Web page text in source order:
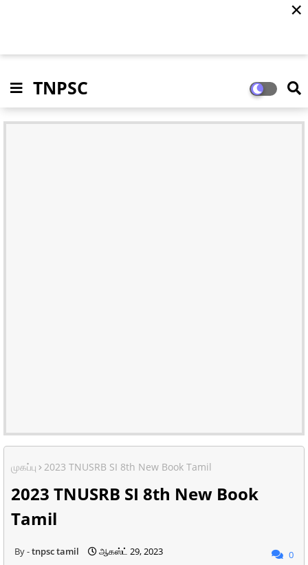
TNPSC
முகப்பு 2023 TNUSRB SI 8th New Book Tamil
2023 TNUSRB SI 8th New Book
Tamil
tnpsc tamil ஆகஸ்ட் 29, 2023 0
✕